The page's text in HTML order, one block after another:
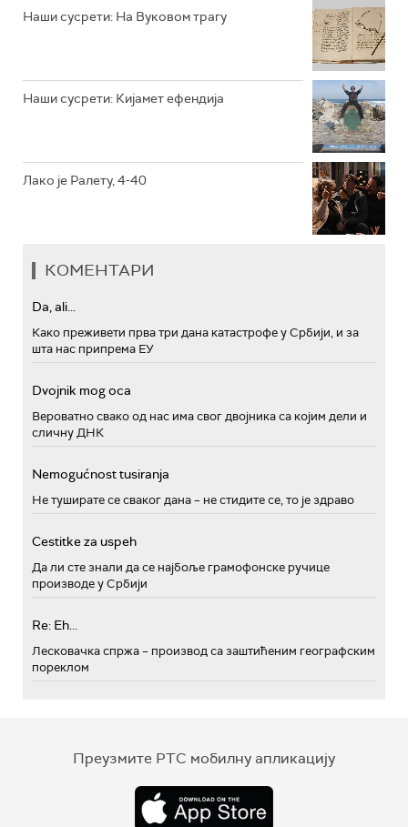
Наши сусрети: На Вуковом трагу
Наши сусрети: Кијамет ефендија
Лако је Ралету, 4-40
КОМЕНТАРИ
Da, ali...
Како преживети прва три дана катастрофе у Србији, и за
шта нас припрема ЕУ
Dvojnik mog oca
Вероватно свако од нас има свог двојника са којим дели и
сличну ДНК
Nemogućnost tusiranja
Не туширате се сваког дана – не стидите се, то је здраво
Cestitke za uspeh
Да ли сте знали да се најбоље грамофонске ручице
производе у Србији
Re: Eh...
Лесковачка спржа – производ са заштићеним географским
пореклом
Преузмите РТС мобилну апликацију